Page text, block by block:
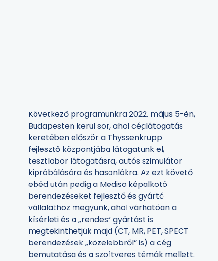
Következő programunkra 2022. május 5-én,
Budapesten kerül sor, ahol céglátogatás
keretében először a Thyssenkrupp
fejlesztő központjába látogatunk el,
tesztlabor látogatásra, autós szimulátor
kipróbálására és hasonlókra. Az ezt követő
ebéd után pedig a Mediso képalkotó
berendezéseket fejlesztő és gyártó
vállalathoz megyünk, ahol várhatóan a
kísérleti és a „rendes” gyártást is
megtekinthetjük majd (CT, MR, PET, SPECT
berendezések „közelebbről” is) a cég
bemutatása és a szoftveres témák mellett.